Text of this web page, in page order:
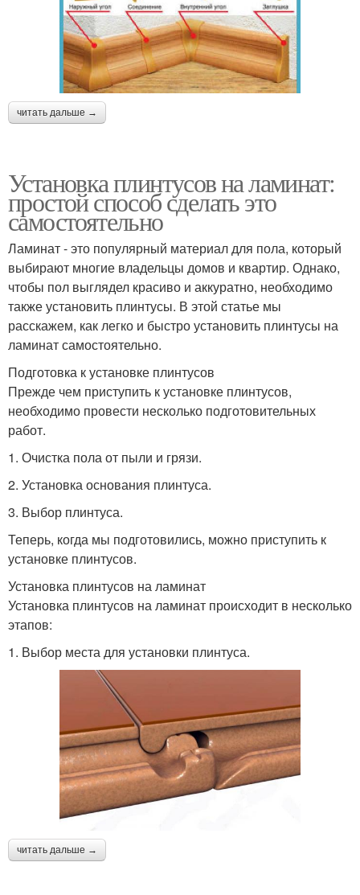
читать дальше →
Установка плинтусов на ламинат:
простой способ сделать это
самостоятельно
Ламинат - это популярный материал для пола, который
выбирают многие владельцы домов и квартир. Однако,
чтобы пол выглядел красиво и аккуратно, необходимо
также установить плинтусы. В этой статье мы
расскажем, как легко и быстро установить плинтусы на
ламинат самостоятельно.
Подготовка к установке плинтусов
Прежде чем приступить к установке плинтусов,
необходимо провести несколько подготовительных
работ.
1. Очистка пола от пыли и грязи.
2. Установка основания плинтуса.
3. Выбор плинтуса.
Теперь, когда мы подготовились, можно приступить к
установке плинтусов.
Установка плинтусов на ламинат
Установка плинтусов на ламинат происходит в несколько
этапов:
1. Выбор места для установки плинтуса.
читать дальше →